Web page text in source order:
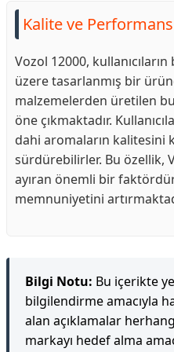
Kalite ve Performans
Vozol 12000,
üzere tasarlanmış bir
malzemelerden üretilen
öne çıkmaktadır.
dahi aromaların
sürdürebilirler. Bu özellik,
ayıran önemli bir faktördür
memnuniyetini
Bilgi Notu: Bu içerikte
bilgilendirme amacıyla
alan açıklamalar
markayı hedef alma